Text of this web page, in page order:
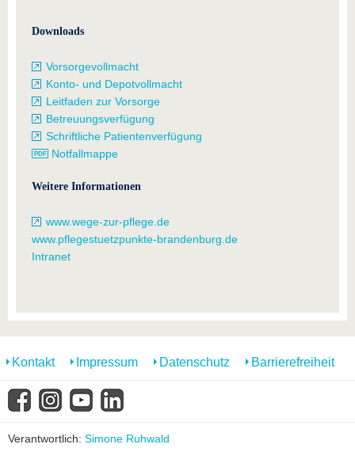
Downloads
Vorsorgevollmacht
Konto- und Depotvollmacht
Leitfaden zur Vorsorge
Betreuungsverfügung
Schriftliche Patientenverfügung
Notfallmappe
Weitere Informationen
www.wege-zur-pflege.de
www.pflegestuetzpunkte-brandenburg.de
Intranet
Kontakt Impressum Datenschutz Barrierefreiheit
Verantwortlich: Simone Ruhwald